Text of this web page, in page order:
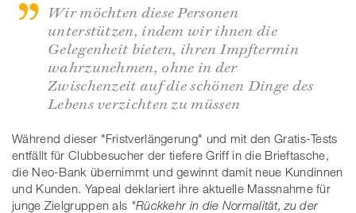
Wir möchten diese Personen
unterstützen, indem wir ihnen die
Gelegenheit bieten, ihren Impftermin
wahrzunehmen, ohne in der
Zwischenzeit auf die schönen Dinge des
Lebens verzichten zu müssen
Während dieser "Fristverlängerung" und mit den Gratis-Tests
entfällt für Clubbesucher der tiefere Griff in die Brieftasche,
die Neo-Bank übernimmt und gewinnt damit neue Kundinnen
und Kunden. Yapeal deklariert ihre aktuelle Massnahme für
junge Zielgruppen als "Rückkehr in die Normalität, zu der